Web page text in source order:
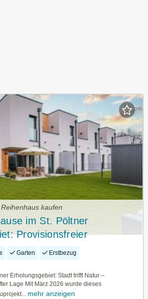
kaufen
im St. Pöltner
Provisionsfreier
Lage!
Garten Erstbezug
Erholungsgebiet: Stadt trifft Natur –
Lage Mit März 2026 wurde dieses
mehr anzeigen